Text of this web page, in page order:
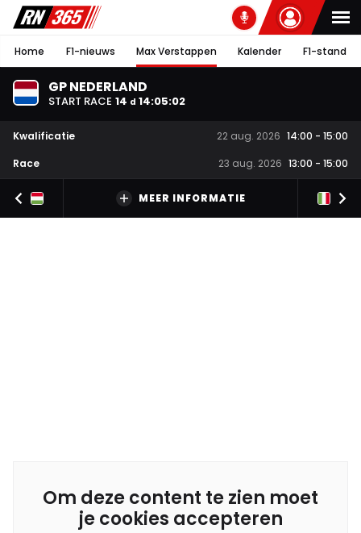
Home F1-nieuws Max Verstappen Kalender F1-stand
GP NEDERLAND
START RACE 14 d 14:05:01
Kwalificatie 22 aug. 2026 14:00 - 15:00
Race
23 aug. 2026 13:00 - 15:00
MEER INFORMATIE
Om deze content te zien moet
je cookies accepteren